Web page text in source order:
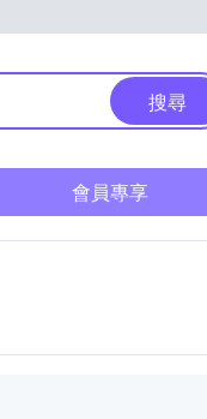
搜尋
會員專享